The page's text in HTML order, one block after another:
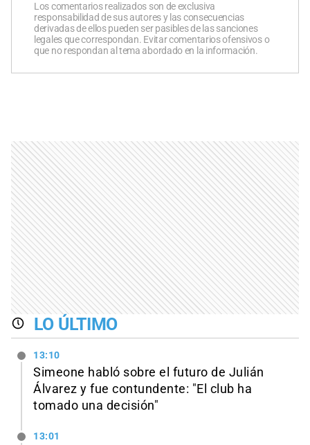
Los comentarios realizados son de exclusiva
responsabilidad de sus autores y las consecuencias
derivadas de ellos pueden ser pasibles de las sanciones
legales que correspondan. Evitar comentarios ofensivos o
que no respondan al tema abordado en la información.
LO ÚLTIMO
13:10
Simeone habló sobre el futuro de Julián
Álvarez y fue contundente: "El club ha
tomado una decisión"
13:01